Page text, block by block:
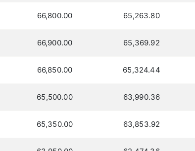
66,800.00 65,263.80
66,900.00 65,369.92
66,850.00 65,324.44
65,500.00 63,990.36
65,350.00 63,853.92